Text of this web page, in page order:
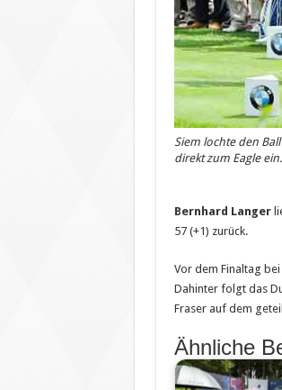
Siem lochte den
direkt zum Eagle ein.
Bernhard Langer
57 (+1) zurück.
Vor dem Finaltag
Dahinter folgt das
Fraser auf dem
Ähnliche